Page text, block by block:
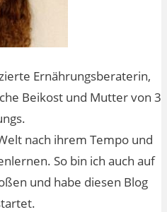
Ernährungsberaterin,
Beikost und Mutter von 3
nach ihrem Tempo und
So bin ich auch auf
und habe diesen Blog